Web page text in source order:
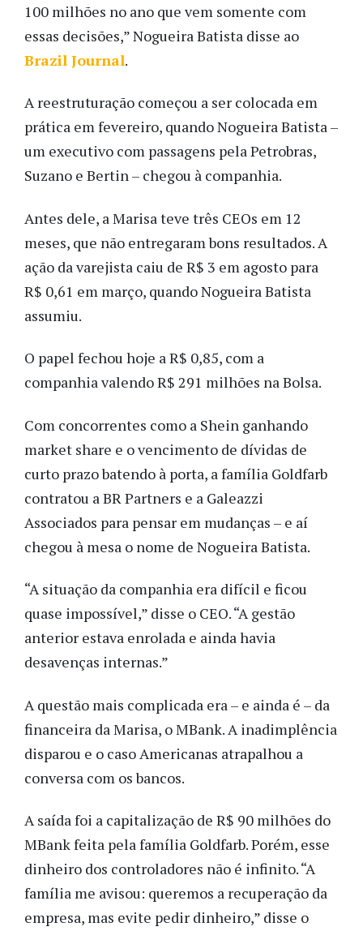
100 milhões no ano que vem somente com
essas decisões,” Nogueira Batista disse ao
Brazil Journal.
A reestruturação começou a ser colocada em
prática em fevereiro, quando Nogueira Batista –
um executivo com passagens pela Petrobras,
Suzano e Bertin – chegou à companhia.
Antes dele, a Marisa teve três CEOs em 12
meses, que não entregaram bons resultados. A
ação da varejista caiu de R$ 3 em agosto para
R$ 0,61 em março, quando Nogueira Batista
assumiu.
O papel fechou hoje a R$ 0,85, com a
companhia valendo R$ 291 milhões na Bolsa.
Com concorrentes como a Shein ganhando
market share e o vencimento de dívidas de
curto prazo batendo à porta, a família Goldfarb
contratou a BR Partners e a Galeazzi
Associados para pensar em mudanças – e aí
chegou à mesa o nome de Nogueira Batista.
“A situação da companhia era difícil e ficou
quase impossível,” disse o CEO. “A gestão
anterior estava enrolada e ainda havia
desavenças internas.”
A questão mais complicada era – e ainda é – da
financeira da Marisa, o MBank. A inadimplência
disparou e o caso Americanas atrapalhou a
conversa com os bancos.
A saída foi a capitalização de R$ 90 milhões do
MBank feita pela família Goldfarb. Porém, esse
dinheiro dos controladores não é infinito. “A
família me avisou: queremos a recuperação da
empresa, mas evite pedir dinheiro,” disse o